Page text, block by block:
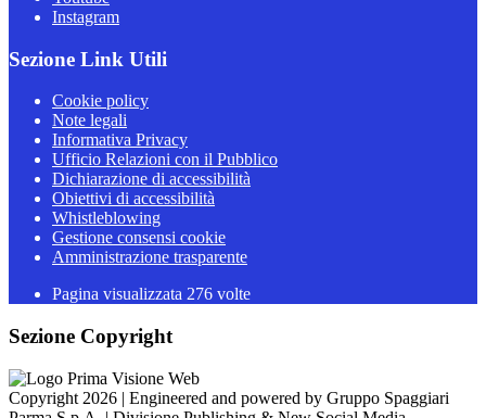
Instagram
Sezione Link Utili
Cookie policy
Note legali
Informativa Privacy
Ufficio Relazioni con il Pubblico
Dichiarazione di accessibilità
Obiettivi di accessibilità
Whistleblowing
Gestione consensi cookie
Amministrazione trasparente
Pagina visualizzata 276 volte
Sezione Copyright
Copyright 2026 | Engineered and powered by Gruppo Spaggiari